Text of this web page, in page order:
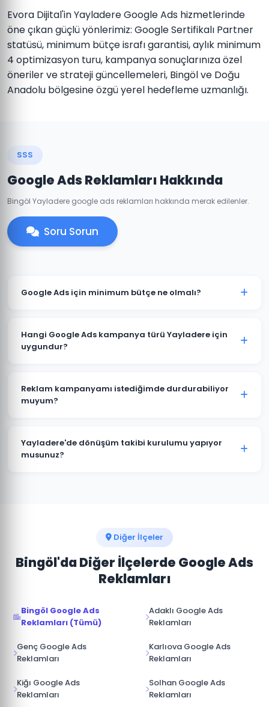
Evora Dijital'in Yayladere Google Ads hizmetlerinde
öne çıkan güçlü yönlerimiz: Google Sertifikalı Partner
statüsü, minimum bütçe israfı garantisi, aylık minimum
4 optimizasyon turu, kampanya sonuçlarınıza özel
öneriler ve strateji güncellemeleri, Bingöl ve Doğu
Anadolu bölgesine özgü yerel hedefleme uzmanlığı.
SSS
Google Ads Reklamları Hakkında
Bingöl Yayladere google ads reklamları hakkında merak edilenler.
Soru Sorun
Google Ads için minimum bütçe ne olmalı?
aylık reklam bütçesi 2.000 TL'dir. Sektörünüz ve
rekabete göre bu rakam değişebilir. Ücretsiz bütçe
Hangi Google Ads kampanya türü Yayladere için
uygundur?
Yerel hizmet işletmeleri için Arama Ağı ve Yerel
Kampanyalar, e-ticaret için Alışveriş Kampanyaları,
Reklam kampanyamı istediğimde durdurabiliyor
muyum?
istediğiniz zaman duraklatabilir veya
sonlandırabilirsiniz. Kampanya durdurulduğunda
Yayladere'de dönüşüm takibi kurulumu yapıyor
musunuz?
Diğer İlçeler
Bingöl'da Diğer İlçelerde Google Ads
Reklamları
Bingöl Google Ads
Reklamları (Tümü)
Adaklı Google Ads
Reklamları
Genç Google Ads
Reklamları
Karlıova Google Ads
Reklamları
Kiğı Google Ads
Reklamları
Solhan Google Ads
Reklamları